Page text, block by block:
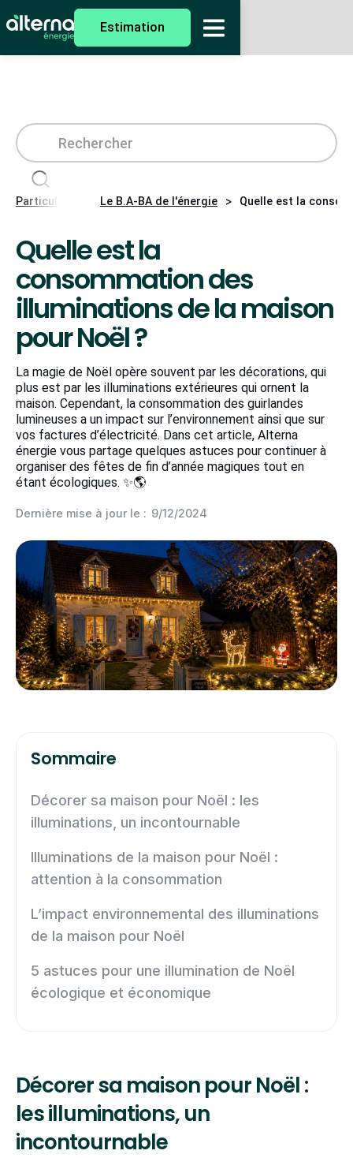
Estimation
Particuliers Le B.A-BA de l'énergie > Quelle est la
Quelle est la
consommation des
illuminations de la maison
pour Noël ?
La magie de Noël opère souvent par les décorations, qui
plus est par les illuminations extérieures qui ornent la
maison. Cependant, la consommation des guirlandes
lumineuses a un impact sur l’environnement ainsi que sur
vos factures d’électricité. Dans cet article, Alterna
énergie vous partage quelques astuces pour continuer à
organiser des fêtes de fin d’année magiques tout en
étant écologiques. ✨🌎
Dernière mise à jour le : 9/12/2024
Sommaire
Décorer sa maison pour Noël : les
illuminations, un incontournable
Illuminations de la maison pour Noël :
attention à la consommation
L’impact environnemental des illuminations
de la maison pour Noël
5 astuces pour une illumination de Noël
écologique et économique
Décorer sa maison pour Noël :
les illuminations, un
incontournable